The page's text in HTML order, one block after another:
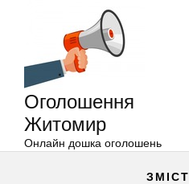
Оголошення
Житомир
Онлайн дошка оголошень
ЗМІСТ